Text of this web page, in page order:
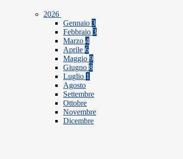
2026
Gennaio 3
Febbraio 3
Marzo 4
Aprile 6
Maggio 9
Giugno 8
Luglio 1
Agosto
Settembre
Ottobre
Novembre
Dicembre